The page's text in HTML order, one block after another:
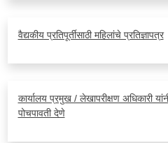
वैद्यकीय प्रतिपूर्तीसाठी महिलांचे प्रतिज्ञापत्र
कार्यालय प्रमुख / लेखापरीक्षण अधिकारी
पोचपावती देणे